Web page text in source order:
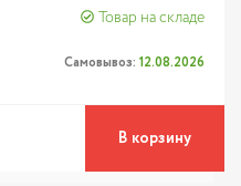
Товар на складе
Самовывоз: 12.08.2026
В корзину